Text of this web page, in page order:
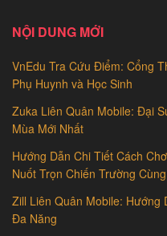
NỘI DUNG MỚI
VnEdu Tra Cứu Điểm: Cổng
Phụ Huynh và Học Sinh
Zuka Liên Quân Mobile: Đại
Mùa Mới Nhất
Hướng Dẫn Chi Tiết Cách
Nuốt Trọn Chiến Trường
Zill Liên Quân Mobile: Hướng
Đa Năng